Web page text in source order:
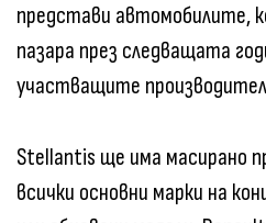
представи автомобилите,
пазара през следващата
участващите
Stellantis ще има масирано
всички основни марки на